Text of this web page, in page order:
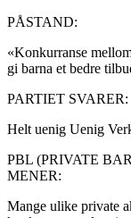
PÅSTAND:
«Konkurranse
gi barna et bedre
PARTIET SVARER:
Helt uenig Uenig
PBL (PRIVATE
MENER:
Mange ulike private